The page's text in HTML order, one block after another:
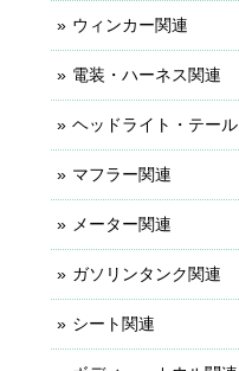
ウィンカー関連
電装・ハーネス関連
ヘッドライト・テー
マフラー関連
メーター関連
ガソリンタンク関連
シート関連